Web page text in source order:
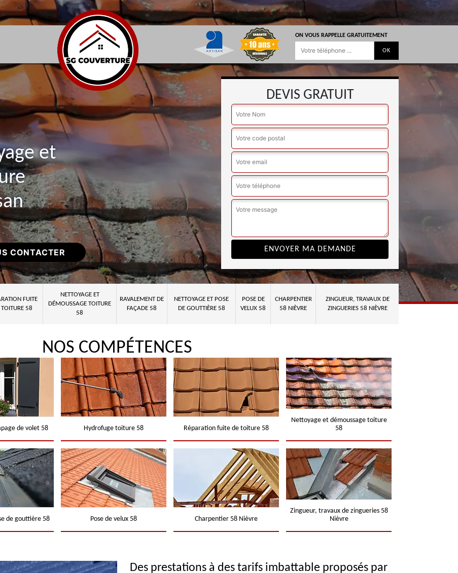
ON VOUS RAPPELLE GRATUITEMENT
et
CONTACTER
DEVIS GRATUIT
FUITE
TOITURE 58
NETTOYAGE ET
DÉMOUSSAGE TOITURE
58
RAVALEMENT DE
FAÇADE 58
NETTOYAGE ET POSE
DE GOUTTIÈRE 58
POSE DE
VELUX 58
CHARPENTIER
58 NIÈVRE
ZINGUEUR, TRAVAUX DE
ZINGUERIES 58 NIÈVRE
NOS COMPÉTENCES
de volet 58 Hydrofuge toiture 58 Réparation fuite de toiture 58
Nettoyage et démoussage toiture
58
de gouttière 58 Pose de velux 58 Charpentier 58 Nièvre
Zingueur, travaux de zingueries 58
Nièvre
Des prestations à des tarifs imbattable proposés par